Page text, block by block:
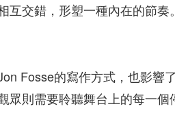
交錯，形塑一種內在的節奏。
Fosse的寫作方式，也影
則需要聆聽舞台上的每一個